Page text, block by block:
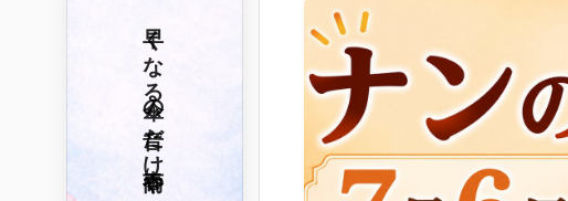
春雨や
傘の音だけ
早くなる